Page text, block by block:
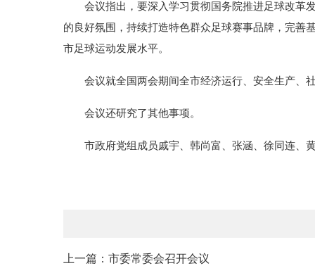
会议指出，要深入学习贯彻国务院推进足球改革
的良好氛围，持续打造特色群众足球赛事品牌，完善
市足球运动发展水平。
会议就全国两会期间全市经济运行、安全生产、
会议还研究了其他事项。
市政府党组成员戚宇、韩尚富、张涵、徐同连、
上一篇：市委常委会召开会议